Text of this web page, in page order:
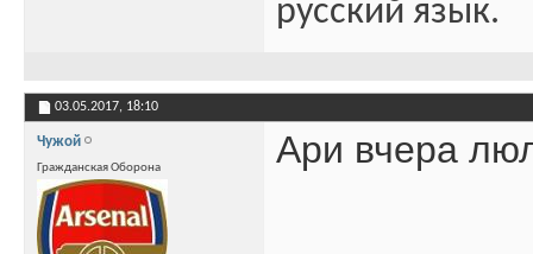
русский язык.
03.05.2017, 18:10
Чужой
Гражданская Оборона Ари вчера